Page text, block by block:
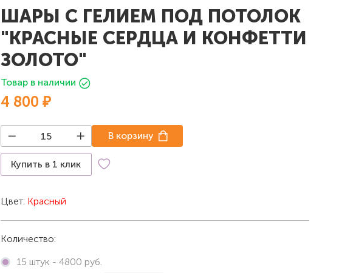
ШАРЫ С ГЕЛИЕМ ПОД ПОТОЛОК
"КРАСНЫЕ СЕРДЦА И КОНФЕТТИ
ЗОЛОТО"
Товар в наличии
4 800 ₽
Купить в 1 клик
В корзину
Цвет: Красный
Количество:
15 штук - 4800 руб.